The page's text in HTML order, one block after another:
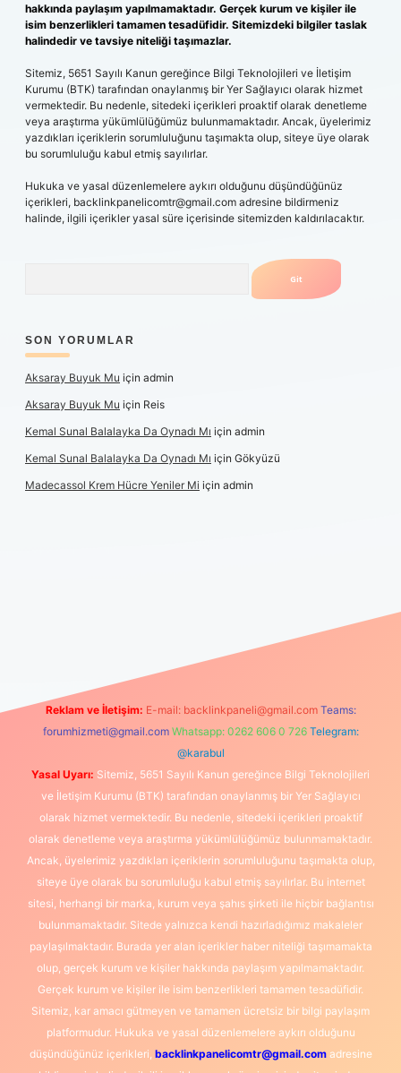
hakkında paylaşım yapılmamaktadır. Gerçek kurum ve kişiler ile
isim benzerlikleri tamamen tesadüfidir. Sitemizdeki bilgiler taslak
halindedir ve tavsiye niteliği taşımazlar.
Sitemiz, 5651 Sayılı Kanun gereğince Bilgi Teknolojileri ve İletişim
Kurumu (BTK) tarafından onaylanmış bir Yer Sağlayıcı olarak hizmet
vermektedir. Bu nedenle, sitedeki içerikleri proaktif olarak denetleme
veya araştırma yükümlülüğümüz bulunmamaktadır. Ancak, üyelerimiz
yazdıkları içeriklerin sorumluluğunu taşımakta olup, siteye üye olarak
bu sorumluluğu kabul etmiş sayılırlar.
Hukuka ve yasal düzenlemelere aykırı olduğunu düşündüğünüz
içerikleri, backlinkpanelicomtr@gmail.com adresine bildirmeniz
halinde, ilgili içerikler yasal süre içerisinde sitemizden kaldırılacaktır.
SON YORUMLAR
Aksaray Buyuk Mu için admin
Aksaray Buyuk Mu için Reis
Kemal Sunal Balalayka Da Oynadı Mı için admin
Kemal Sunal Balalayka Da Oynadı Mı için Gökyüzü
Madecassol Krem Hücre Yeniler Mi için admin
Reklam ve İletişim: E-mail: backlinkpaneli@gmail.com Teams:
forumhizmeti@gmail.com Whatsapp: 0262 606 0 726 Telegram:
@karabul
Yasal Uyarı: Sitemiz, 5651 Sayılı Kanun gereğince Bilgi Teknolojileri
ve İletişim Kurumu (BTK) tarafından onaylanmış bir Yer Sağlayıcı
olarak hizmet vermektedir. Bu nedenle, sitedeki içerikleri proaktif
olarak denetleme veya araştırma yükümlülüğümüz bulunmamaktadır.
Ancak, üyelerimiz yazdıkları içeriklerin sorumluluğunu taşımakta olup,
siteye üye olarak bu sorumluluğu kabul etmiş sayılırlar. Bu internet
sitesi, herhangi bir marka, kurum veya şahıs şirketi ile hiçbir bağlantısı
bulunmamaktadır. Sitede yalnızca kendi hazırladığımız makaleler
paylaşılmaktadır. Burada yer alan içerikler haber niteliği taşımamakta
olup, gerçek kurum ve kişiler hakkında paylaşım yapılmamaktadır.
Gerçek kurum ve kişiler ile isim benzerlikleri tamamen tesadüfidir.
Sitemiz, kar amacı gütmeyen ve tamamen ücretsiz bir bilgi paylaşım
platformudur. Hukuka ve yasal düzenlemelere aykırı olduğunu
düşündüğünüz içerikleri, backlinkpanelicomtr@gmail.comadresine